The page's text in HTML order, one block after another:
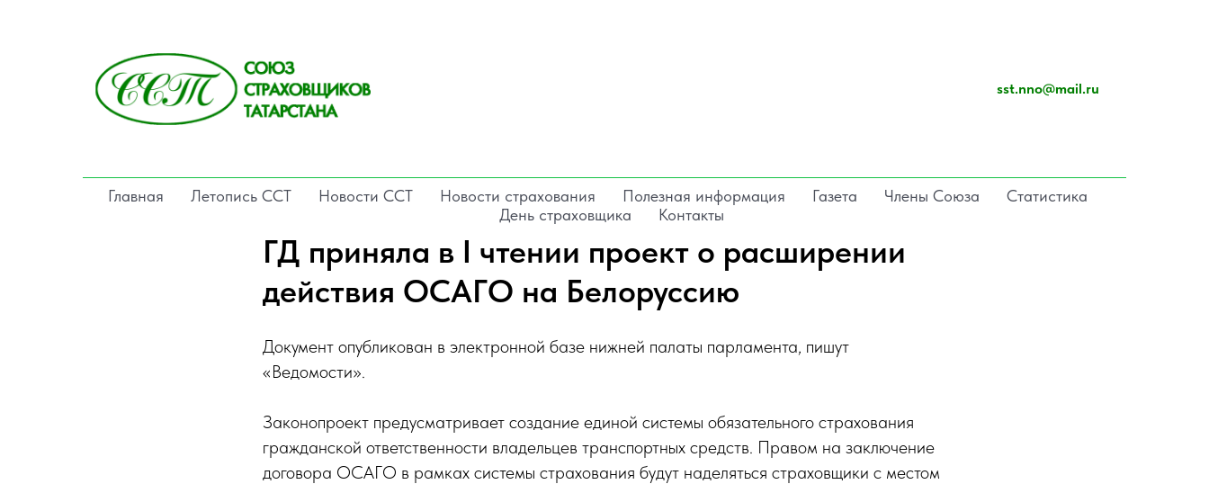
sst.nno@mail.ru
Главная Летопись ССТ Новости ССТ Новости страхования Полезная информация Газета Члены Союза
Статистика
День страховщика
Контакты
ГД приняла в I чтении проект о расширении
действия ОСАГО на Белоруссию
Документ опубликован в электронной базе нижней палаты парламента, пишут
«Ведомости».
Законопроект предусматривает создание единой системы обязательного страхования
гражданской ответственности владельцев транспортных средств. Правом на заключение
договора ОСАГО в рамках системы страхования будут наделяться страховщики с местом